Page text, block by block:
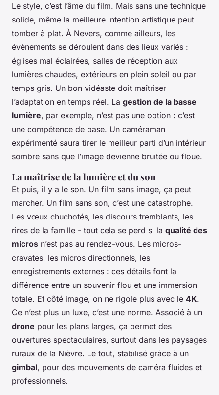
Le style, c’est l’âme du film. Mais sans une technique
solide, même la meilleure intention artistique peut
tomber à plat. À Nevers, comme ailleurs, les
événements se déroulent dans des lieux variés :
églises mal éclairées, salles de réception aux
lumières chaudes, extérieurs en plein soleil ou par
temps gris. Un bon vidéaste doit maîtriser
l’adaptation en temps réel. La gestion de la basse
lumière, par exemple, n’est pas une option : c’est
une compétence de base. Un caméraman
expérimenté saura tirer le meilleur parti d’un intérieur
sombre sans que l’image devienne bruitée ou floue.
La maîtrise de la lumière et du son
Et puis, il y a le son. Un film sans image, ça peut
marcher. Un film sans son, c’est une catastrophe.
Les vœux chuchotés, les discours tremblants, les
rires de la famille - tout cela se perd si la qualité des
micros n’est pas au rendez-vous. Les micros-
cravates, les micros directionnels, les
enregistrements externes : ces détails font la
différence entre un souvenir flou et une immersion
totale. Et côté image, on ne rigole plus avec le 4K.
Ce n’est plus un luxe, c’est une norme. Associé à un
drone pour les plans larges, ça permet des
ouvertures spectaculaires, surtout dans les paysages
ruraux de la Nièvre. Le tout, stabilisé grâce à un
gimbal, pour des mouvements de caméra fluides et
professionnels.